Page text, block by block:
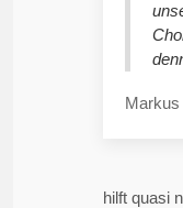
Markus
hilft quasi